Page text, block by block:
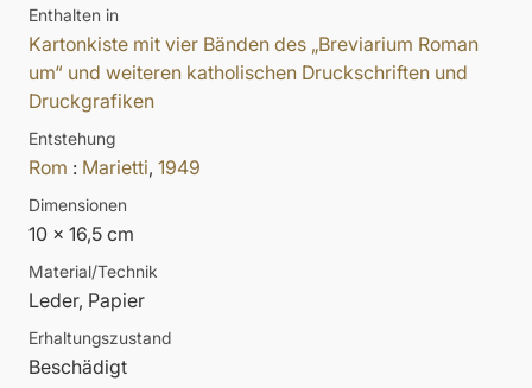
Enthalten in
Kartonkiste mit vier Bänden des „Breviarium Roman
um“ und weiteren katholischen Druckschriften und
Druckgrafiken
Entstehung
Rom : Marietti, 1949
Dimensionen
10 x 16,5 cm
Material/Technik
Leder, Papier
Erhaltungszustand
Beschädigt